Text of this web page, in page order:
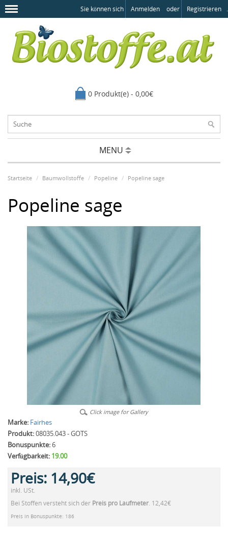
Sie können sich Anmelden oder Registrieren .
0 Produkt(e) - 0,00€
MENU
Startseite Baumwollstoffe Popeline Popeline sage
Popeline sage
Click image for Gallery
Marke: Fairhes
Produkt:08035.043 - GOTS
Bonuspunkte:6
Verfügbarkeit: 19.00
Preis: 14,90€
inkl. USt.
Bei Stoffen versteht sich der Preis pro Laufmeter. 12,42€
Preis in Bonuspunkte: 186